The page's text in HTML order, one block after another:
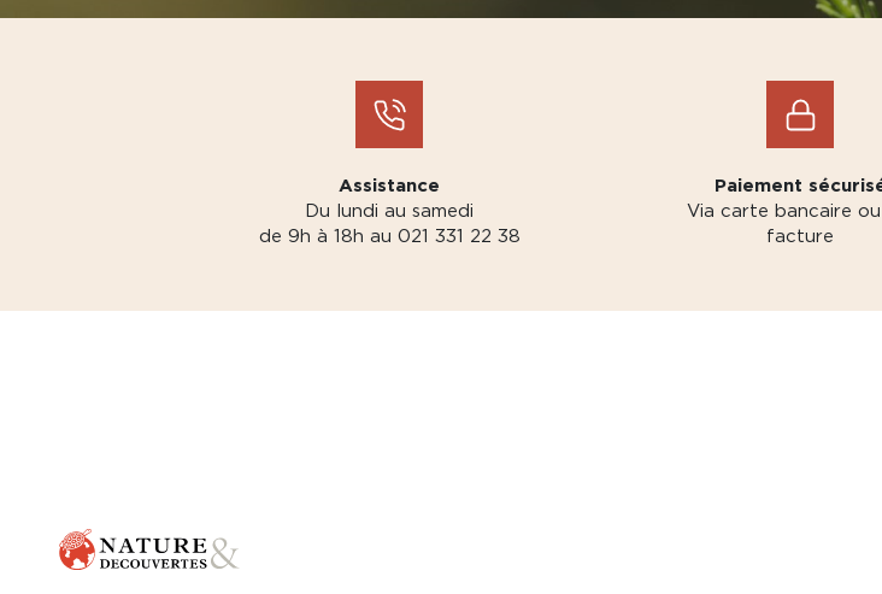
Assistance
Du lundi au samedi
de 9h à 18h au 021 331 22 38
Paiement
Via carte bancaire
facture